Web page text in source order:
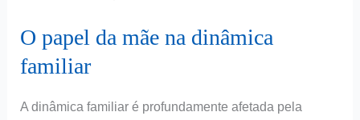
O papel da mãe na dinâmica
familiar
A dinâmica familiar é profundamente afetada pela